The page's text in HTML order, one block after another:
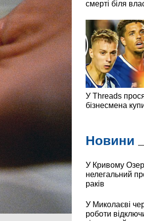
Новини
У Кривому
нелегальний
раків
У Миколаєві
роботи